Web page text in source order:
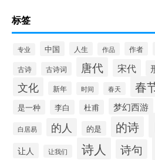
标签
专业 中国 人生 作品 作者
古诗 古诗词 唐代 宋代
文化 新年 时间 春天 春
是一种 李白 杜甫 梦幻西游
白居易 的人 的是 的诗
让人 让我们 诗人 诗句